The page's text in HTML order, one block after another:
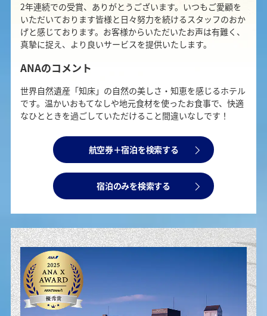
2年連続での受賞、ありがとうございます。いつもご愛顧を
いただいております皆様と日々努力を続けるスタッフのおか
げと感じております。お客様からいただいたお声は有難く、
真摯に捉え、より良いサービスを提供いたします。
ANAのコメント
世界自然遺産「知床」の自然の美しさ・知恵を感じるホテル
です。温かいおもてなしや地元食材を使ったお食事で、快適
なひとときを過ごしていただけること間違いなしです！
航空券＋宿泊を検索する
宿泊のみを検索する